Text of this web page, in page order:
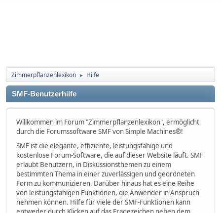
Zimmerpflanzenlexikon ► Hilfe
SMF-Benutzerhilfe
Willkommen im Forum "Zimmerpflanzenlexikon", ermöglicht
durch die Forumssoftware SMF von Simple Machines®!
SMF ist die elegante, effiziente, leistungsfähige und
kostenlose Forum-Software, die auf dieser Website läuft. SMF
erlaubt Benutzern, in Diskussionsthemen zu einem
bestimmten Thema in einer zuverlässigen und geordneten
Form zu kommunizieren. Darüber hinaus hat es eine Reihe
von leistungsfähigen Funktionen, die Anwender in Anspruch
nehmen können. Hilfe für viele der SMF-Funktionen kann